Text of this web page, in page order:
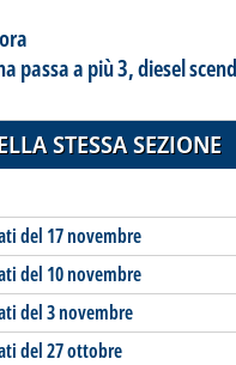
passa a più 3, diesel
STESSA SEZIONE
del 17 novembre
del 10 novembre
del 3 novembre
del 27 ottobre